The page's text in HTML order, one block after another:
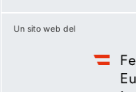
Un sito web del